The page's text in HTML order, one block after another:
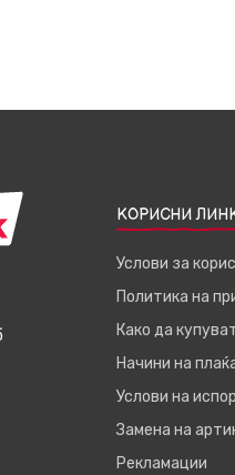
КОРИСНИ
Услови за
Политика на
Како да
Начини на
Услови на
Замена на
Рекламации